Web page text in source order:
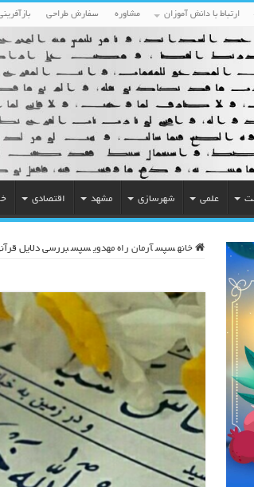
ارتباط با دانش آموزان مشاوره سفارش طراحی
علمی شهرسازی مشهد اقتصادی
خانه سپس آرمان راه مهدوی سپس بررسی دلایل